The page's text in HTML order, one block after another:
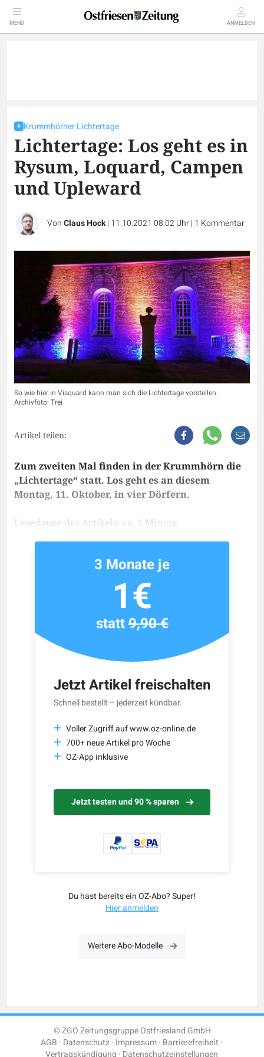
MENÜ ANMELDEN
Krummhörner Lichtertage
Lichtertage: Los geht es in
Rysum, Loquard, Campen
und Upleward
VonClaus Hock| 11.10.2021 08:02 Uhr| 1 Kommentar
So wie hier in Visquard kann man sich die Lichtertage vorstellen.
Archivfoto: Trei
Artikel teilen:
Zum zweiten Mal finden in der Krummhörn die
„Lichtertage“ statt. Los geht es an diesem
Montag, 11. Oktober, in vier Dörfern.
Lesedauer des Artikels: ca. 1 Minute
Jetzt Artikel freischalten
Schnell bestellt – jederzeit kündbar.
Voller Zugriff auf www.oz-online.de
700+ neue Artikel pro Woche
OZ-App inklusive
Jetzt testen und 90 % sparen
3 Monate je
1€
statt9,90 €
Du hast bereits ein OZ-Abo? Super!
Hier anmelden
Weitere Abo-Modelle
© ZGO Zeitungsgruppe Ostfriesland GmbH
AGB Datenschutz Impressum Barrierefreiheit
Vertragskündigung Datenschutzeinstellungen